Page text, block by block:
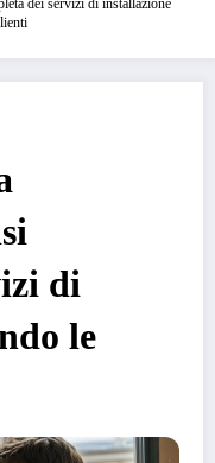
dei servizi di installazione
di
le